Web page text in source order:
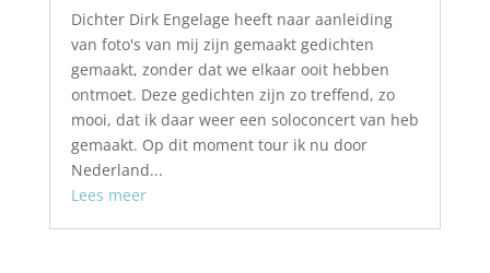
Dichter Dirk Engelage heeft naar aanleiding
van foto's van mij zijn gemaakt gedichten
gemaakt, zonder dat we elkaar ooit hebben
ontmoet. Deze gedichten zijn zo treffend, zo
mooi, dat ik daar weer een soloconcert van heb
gemaakt. Op dit moment tour ik nu door
Nederland...
Lees meer